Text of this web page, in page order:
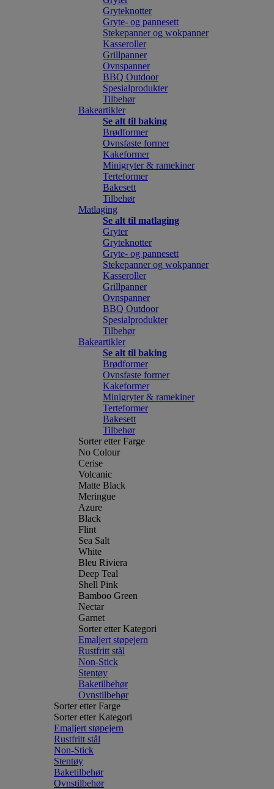
Gryteknotter
Gryte- og pannesett
Stekepanner og wokpanner
Kasseroller
Grillpanner
Ovnspanner
BBQ Outdoor
Spesialprodukter
Tilbehør
Bakeartikler
Se alt til baking
Brødformer
Ovnsfaste former
Kakeformer
Minigryter & ramekiner
Terteformer
Bakesett
Tilbehør
Matlaging
Se alt til matlaging
Gryter
Gryteknotter
Gryte- og pannesett
Stekepanner og wokpanner
Kasseroller
Grillpanner
Ovnspanner
BBQ Outdoor
Spesialprodukter
Tilbehør
Bakeartikler
Se alt til baking
Brødformer
Ovnsfaste former
Kakeformer
Minigryter & ramekiner
Terteformer
Bakesett
Tilbehør
Sorter etter Farge
No Colour
Cerise
Volcanic
Matte Black
Meringue
Azure
Black
Flint
Sea Salt
White
Bleu Riviera
Deep Teal
Shell Pink
Bamboo Green
Nectar
Garnet
Sorter etter Kategori
Emaljert støpejern
Rustfritt stål
Non-Stick
Stentøy
Baketilbehør
Ovnstilbehør
Sorter etter Farge
Sorter etter Kategori
Emaljert støpejern
Rustfritt stål
Non-Stick
Stentøy
Baketilbehør
Ovnstilbehør